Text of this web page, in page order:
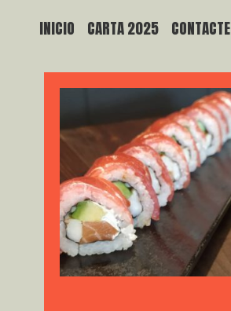
INICIO CARTA 2025 CONTACTE